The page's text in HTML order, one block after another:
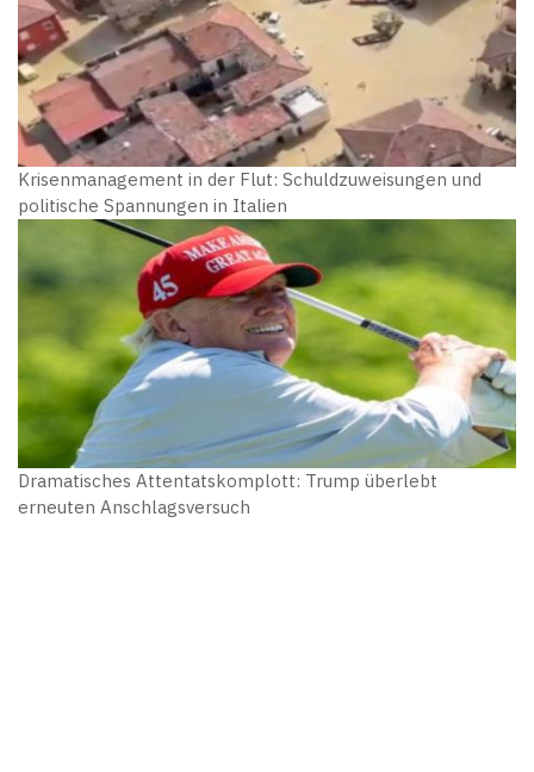
Krisenmanagement in der Flut: Schuldzuweisungen und
politische Spannungen in Italien
Dramatisches Attentatskomplott: Trump überlebt
erneuten Anschlagsversuch